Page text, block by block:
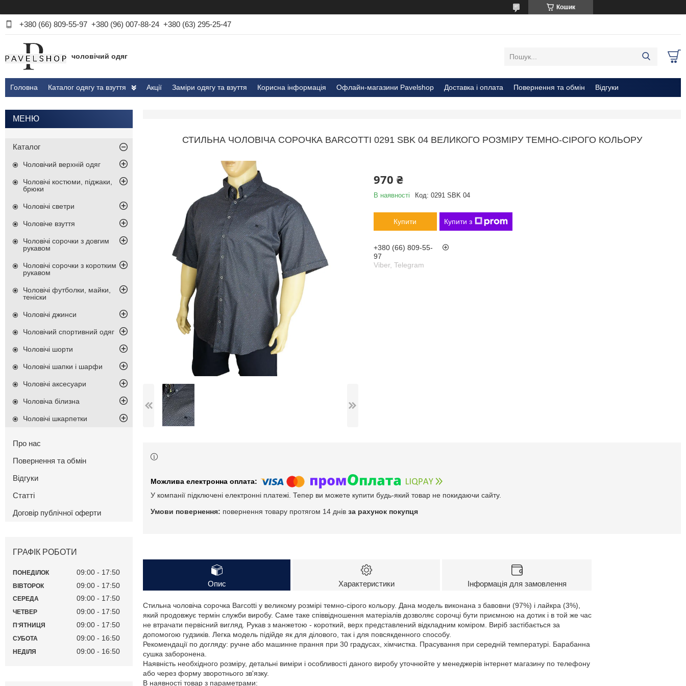
Кошик
+380 (66) 809-55-97 +380 (96) 007-88-24 +380 (63) 295-25-47
чоловічий одяг
Головна Каталог одягу та взуття Акції Заміри одягу та взуття Корисна інформація Офлайн-магазини Pavelshop Доставка і оплата Повернення та обмін Відгуки
СТИЛЬНА ЧОЛОВІЧА СОРОЧКА BARCOTTI 0291 SBK 04 ВЕЛИКОГО РОЗМІРУ ТЕМНО-СІРОГО КОЛЬОРУ
970 ₴
В наявності Код: 0291 SBK 04
Купити Купити з
+380 (66) 809-55-
97
Viber, Telegram
У компанії підключені електронні платежі. Тепер ви можете купити будь-який товар не покидаючи сайту.
повернення товару протягом 14 днів за рахунок покупця
Опис Характеристики Інформація для замовлення
Стильна чоловіча сорочка Barcotti у великому розмірі темно-сірого кольору. Дана модель виконана з бавовни (97%) і лайкра (3%),
який продовжує термін служби виробу. Саме таке співвідношення матеріалів дозволяє сорочці бути приємною на дотик і в той же час
не втрачати первісний вигляд. Рукав з манжетою - короткий, верх представлений відкладним коміром. Виріб застібається за
допомогою гудзиків. Легка модель підійде як для ділового, так і для повсякденного способу.
Рекомендації по догляду: ручне або машинне прання при 30 градусах, хімчистка. Прасування при середній температурі. Барабанна
сушка заборонена.
Наявність необхідного розміру, детальні виміри і особливості даного виробу уточнюйте у менеджерів інтернет магазину по телефону
або через форму зворотнього зв'язку.
В наявності товар з параметрами:
Каталог
Чоловічий верхній одяг
Чоловічі костюми, піджаки,
брюки
Чоловічі светри
Чоловіче взуття
Чоловічі сорочки з довгим
рукавом
Чоловічі сорочки з коротким
рукавом
Чоловічі футболки, майки,
теніски
Чоловічі джинси
Чоловічий спортивний одяг
Чоловічі шорти
Чоловічі шапки і шарфи
Чоловічі аксесуари
Чоловіча білизна
Чоловічі шкарпетки
Про нас
Повернення та обмін
Відгуки
Статті
Договір публічної оферти
ГРАФІК РОБОТИ
ПОНЕДІЛОК 09:00 17:50
ВІВТОРОК 09:00 17:50
СЕРЕДА 09:00 17:50
ЧЕТВЕР 09:00 17:50
ПʼЯТНИЦЯ 09:00 17:50
СУБОТА 09:00 16:50
НЕДІЛЯ 09:00 16:50